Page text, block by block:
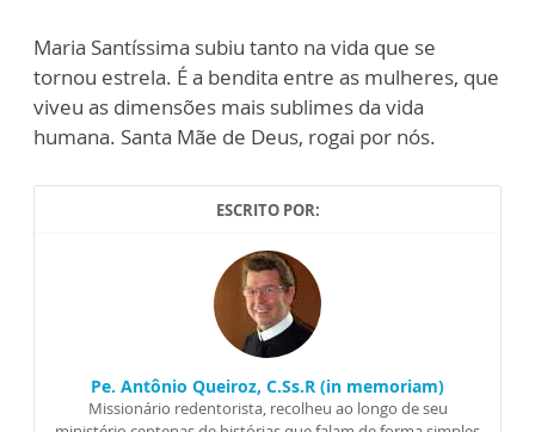
Maria Santíssima subiu tanto na vida que se
tornou estrela. É a bendita entre as mulheres, que
viveu as dimensões mais sublimes da vida
humana. Santa Mãe de Deus, rogai por nós.
ESCRITO POR:
Pe. Antônio Queiroz, C.Ss.R (in memoriam)
Missionário redentorista, recolheu ao longo de seu